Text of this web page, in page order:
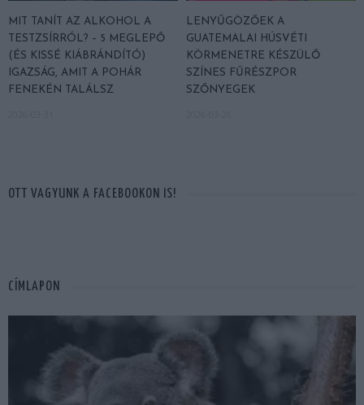
MIT TANÍT AZ ALKOHOL A
TESTZSÍRRÓL? – 5 MEGLEPŐ
(ÉS KISSÉ KIÁBRÁNDÍTÓ)
IGAZSÁG, AMIT A POHÁR
FENEKÉN TALÁLSZ
LENYŰGÖZŐEK A
GUATEMALAI HÚSVÉTI
KÖRMENETRE KÉSZÜLŐ
SZÍNES FŰRÉSZPOR
SZŐNYEGEK
OTT VAGYUNK A FACEBOOKON IS!
CÍMLAPON